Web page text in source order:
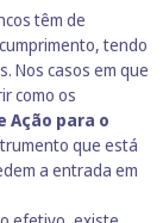
têm de
tendo
Nos casos em que
como os
Ação para o
que está
a entrada em